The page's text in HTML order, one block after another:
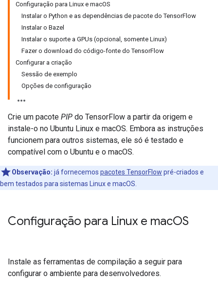
Configuração para Linux e macOS
Instalar o Python e as dependências de pacote do TensorFlow
Instalar o Bazel
Instalar o suporte a GPUs (opcional, somente Linux)
Fazer o download do código-fonte do TensorFlow
Configurar a criação
Sessão de exemplo
Opções de configuração
Crie um pacote PIP do TensorFlow a partir da origem e
instale-o no Ubuntu Linux e macOS. Embora as instruções
funcionem para outros sistemas, ele só é testado e
compatível com o Ubuntu e o macOS.
Observação: já fornecemos pacotes TensorFlow pré-criados e
bem testados para sistemas Linux e macOS.
Configuração para Linux e macOS
Instale as ferramentas de compilação a seguir para
configurar o ambiente para desenvolvedores.